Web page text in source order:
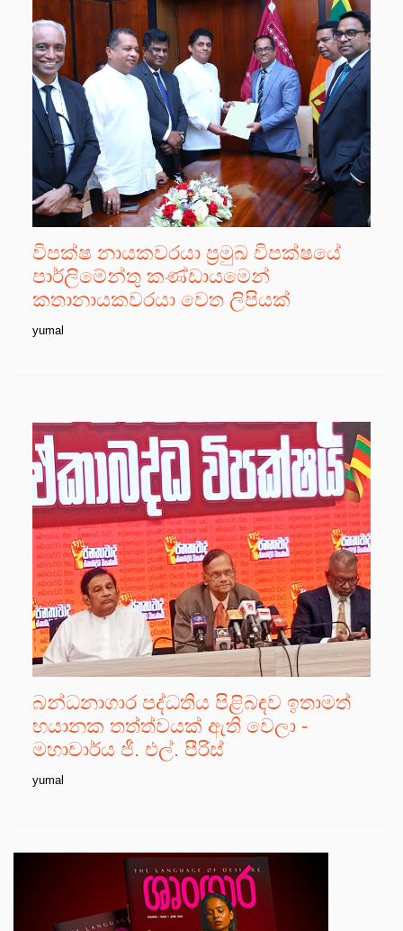
විපක්ෂ නායකවරයා ප්‍රමුඛ විපක්ෂයේ
පාර්ලිමේන්තු කණ්ඩායමෙන්
කතානායකවරයා වෙත ලිපියක්
yumal
බන්ධනාගාර පද්ධතිය පිළිබඳව ඉතාමත්
භයානක තත්ත්වයක් ඇති වෙලා -
මහාචාර්ය ජී. එල්. පීරිස්
yumal